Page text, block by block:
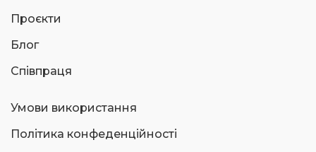
Проєкти
Блог
Співпраця
Умови використання
Політика конфеденційності